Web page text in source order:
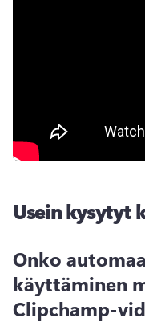
Usein kysytyt
Onko
käyttäminen
Clipchamp-